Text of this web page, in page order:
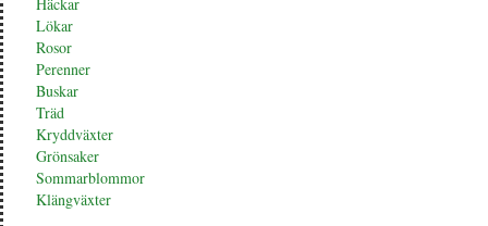
Lökar
Rosor
Perenner
Buskar
Träd
Kryddväxter
Grönsaker
Sommarblommor
Klängväxter